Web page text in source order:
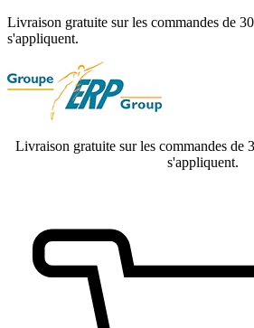
Livraison gratuite sur les commandes de
s'appliquent.
Livraison gratuite sur les commandes de
s'appliquent.